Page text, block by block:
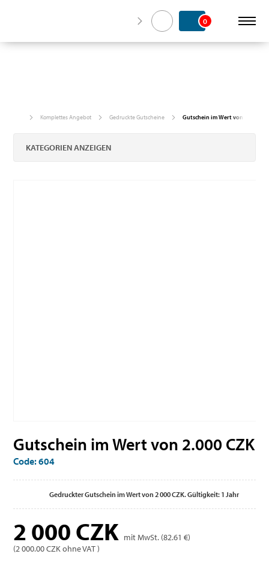
0
Komplettes Angebot Gedruckte Gutscheine Gutschein im Wert von 2.000
KATEGORIEN ANZEIGEN
Gutschein im Wert von 2.000 CZK
Code: 604
Gedruckter Gutschein im Wert von 2 000 CZK. Gültigkeit: 1 Jahr
2 000CZK mit MwSt. (82.61 €)
(2 000.00CZK ohne VAT )